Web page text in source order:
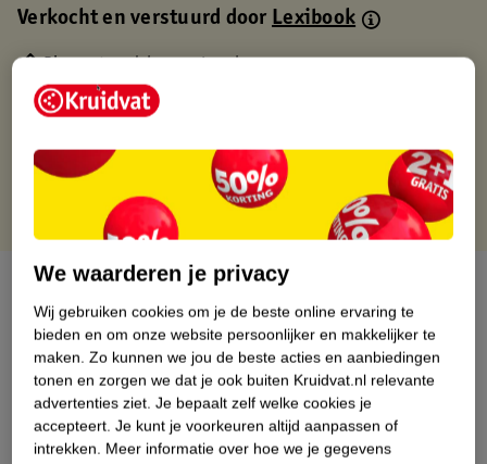
Verkocht en verstuurd doorLexibook
Gratis thuisbezorgd
Gratis retourneren via verkooppartner.
Over dit product
Productinformatie
Etiketinformatie
We waarderen je privacy
Wij gebruiken cookies om je de beste online ervaring te
bieden en om onze website persoonlijker en makkelijker te
maken. Zo kunnen we jou de beste acties en aanbiedingen
tonen en zorgen we dat je ook buiten Kruidvat.nl relevante
advertenties ziet. Je bepaalt zelf welke cookies je
accepteert. Je kunt je voorkeuren altijd aanpassen of
intrekken. Meer informatie over hoe we je gegevens